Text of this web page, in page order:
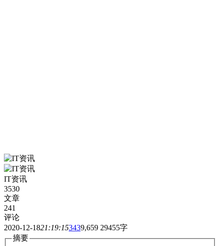
IT资讯
3530
文章
241
评论
2020-12-1821:19:153439,659 29455字
摘要